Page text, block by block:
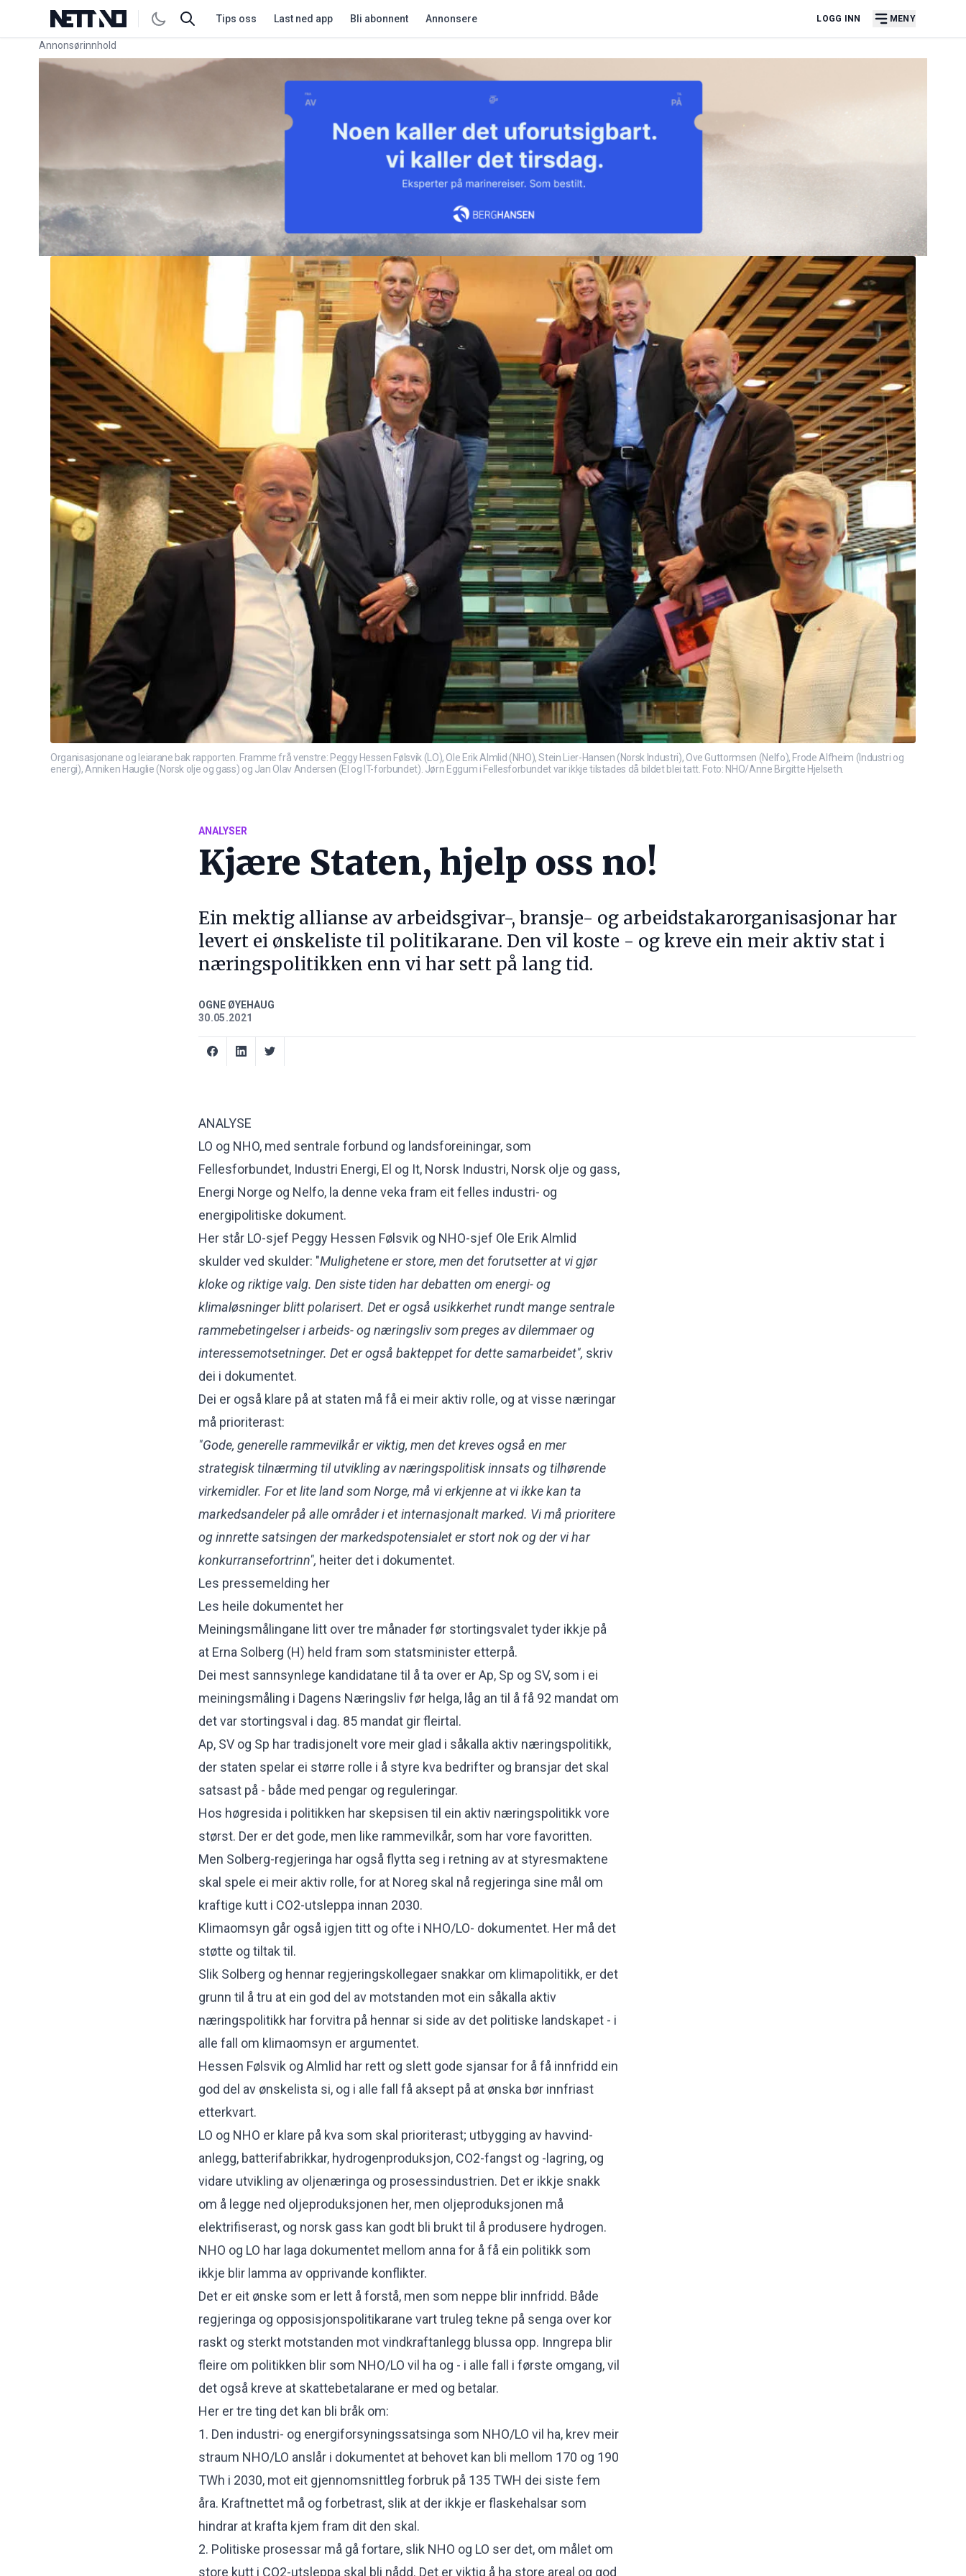
Tips oss Last ned app Bli abonnent Annonsere LOGG INN MENY
Annonsørinnhold
Link for annonse
Organisasjonane og leiarane bak rapporten. Framme frå venstre: Peggy Hessen Følsvik (LO), Ole Erik Almlid (NHO), Stein Lier-Hansen (Norsk Industri), Ove Guttormsen (Nelfo), Frode Alfheim (Industri og
energi), Anniken Hauglie (Norsk olje og gass) og Jan Olav Andersen (El og IT-forbundet). Jørn Eggum i Fellesforbundet var ikkje tilstades då bildet blei tatt. Foto: NHO/Anne Birgitte Hjelseth.
ANALYSER
Kjære Staten, hjelp oss no!
Ein mektig allianse av arbeidsgivar-, bransje- og arbeidstakarorganisasjonar har
levert ei ønskeliste til politikarane. Den vil koste - og kreve ein meir aktiv stat i
næringspolitikken enn vi har sett på lang tid.
OGNE ØYEHAUG
30.05.2021
ANALYSE
LO og NHO, med sentrale forbund og landsforeiningar, som
Fellesforbundet, Industri Energi, El og It, Norsk Industri, Norsk olje og gass,
Energi Norge og Nelfo, la denne veka fram eit felles industri- og
energipolitiske dokument.
Her står LO-sjef Peggy Hessen Følsvik og NHO-sjef Ole Erik Almlid
skulder ved skulder: "Mulighetene er store, men det forutsetter at vi gjør
kloke og riktige valg. Den siste tiden har debatten om energi- og
klimaløsninger blitt polarisert. Det er også usikkerhet rundt mange sentrale
rammebetingelser i arbeids- og næringsliv som preges av dilemmaer og
interessemotsetninger. Det er også bakteppet for dette samarbeidet", skriv
dei i dokumentet.
Dei er også klare på at staten må få ei meir aktiv rolle, og at visse næringar
må prioriterast:
"Gode, generelle rammevilkår er viktig, men det kreves også en mer
strategisk tilnærming til utvikling av næringspolitisk innsats og tilhørende
virkemidler. For et lite land som Norge, må vi erkjenne at vi ikke kan ta
markedsandeler på alle områder i et internasjonalt marked. Vi må prioritere
og innrette satsingen der markedspotensialet er stort nok og der vi har
konkurransefortrinn", heiter det i dokumentet.
Les pressemelding her
Les heile dokumentet her
Meiningsmålingane litt over tre månader før stortingsvalet tyder ikkje på
at Erna Solberg (H) held fram som statsminister etterpå.
Dei mest sannsynlege kandidatane til å ta over er Ap, Sp og SV, som i ei
meiningsmåling i Dagens Næringsliv før helga, låg an til å få 92 mandat om
det var stortingsval i dag. 85 mandat gir fleirtal.
Ap, SV og Sp har tradisjonelt vore meir glad i såkalla aktiv næringspolitikk,
der staten spelar ei større rolle i å styre kva bedrifter og bransjar det skal
satsast på - både med pengar og reguleringar.
Hos høgresida i politikken har skepsisen til ein aktiv næringspolitikk vore
størst. Der er det gode, men like rammevilkår, som har vore favoritten.
Men Solberg-regjeringa har også flytta seg i retning av at styresmaktene
skal spele ei meir aktiv rolle, for at Noreg skal nå regjeringa sine mål om
kraftige kutt i CO2-utsleppa innan 2030.
Klimaomsyn går også igjen titt og ofte i NHO/LO- dokumentet. Her må det
støtte og tiltak til.
Slik Solberg og hennar regjeringskollegaer snakkar om klimapolitikk, er det
grunn til å tru at ein god del av motstanden mot ein såkalla aktiv
næringspolitikk har forvitra på hennar si side av det politiske landskapet - i
alle fall om klimaomsyn er argumentet.
Hessen Følsvik og Almlid har rett og slett gode sjansar for å få innfridd ein
god del av ønskelista si, og i alle fall få aksept på at ønska bør innfriast
etterkvart.
LO og NHO er klare på kva som skal prioriterast; utbygging av havvind-
anlegg, batterifabrikkar, hydrogenproduksjon, CO2-fangst og -lagring, og
vidare utvikling av oljenæringa og prosessindustrien. Det er ikkje snakk
om å legge ned oljeproduksjonen her, men oljeproduksjonen må
elektrifiserast, og norsk gass kan godt bli brukt til å produsere hydrogen.
NHO og LO har laga dokumentet mellom anna for å få ein politikk som
ikkje blir lamma av opprivande konflikter.
Det er eit ønske som er lett å forstå, men som neppe blir innfridd. Både
regjeringa og opposisjonspolitikarane vart truleg tekne på senga over kor
raskt og sterkt motstanden mot vindkraftanlegg blussa opp. Inngrepa blir
fleire om politikken blir som NHO/LO vil ha og - i alle fall i første omgang, vil
det også kreve at skattebetalarane er med og betalar.
Her er tre ting det kan bli bråk om:
1. Den industri- og energiforsyningssatsinga som NHO/LO vil ha, krev meir
straum NHO/LO anslår i dokumentet at behovet kan bli mellom 170 og 190
TWh i 2030, mot eit gjennomsnittleg forbruk på 135 TWH dei siste fem
åra. Kraftnettet må og forbetrast, slik at der ikkje er flaskehalsar som
hindrar at krafta kjem fram dit den skal.
2. Politiske prosessar må gå fortare, slik NHO og LO ser det, om målet om
store kutt i CO2-utsleppa skal bli nådd. Det er viktig å ha store areal og god